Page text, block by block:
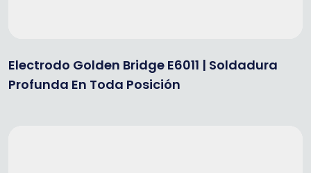
Electrodo Golden Bridge E6011 | Soldadura
Profunda En Toda Posición